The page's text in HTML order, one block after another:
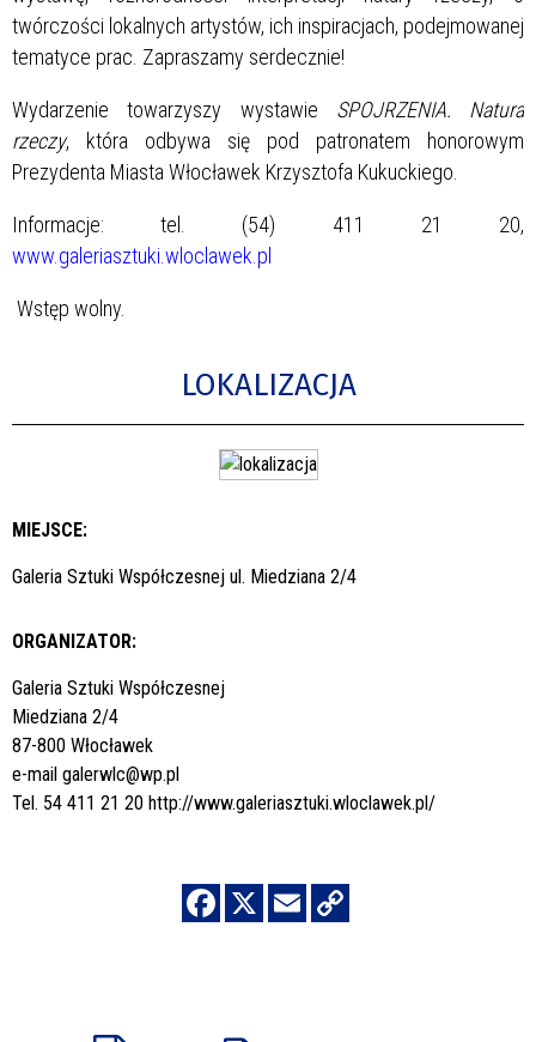
twórczości lokalnych artystów, ich inspiracjach, podejmowanej
tematyce prac. Zapraszamy serdecznie!
Wydarzenie towarzyszy wystawie SPOJRZENIA. Natura
rzeczy, która odbywa się pod patronatem honorowym
Prezydenta Miasta Włocławek Krzysztofa Kukuckiego.
Informacje: tel. (54) 411 21 20,
www.galeriasztuki.wloclawek.pl
Wstęp wolny.
LOKALIZACJA
MIEJSCE:
Galeria Sztuki Współczesnej ul. Miedziana 2/4
ORGANIZATOR:
Galeria Sztuki Współczesnej
Miedziana 2/4
87-800 Włocławek
e-mail galerwlc@wp.pl
Tel. 54 411 21 20 http://www.galeriasztuki.wloclawek.pl/